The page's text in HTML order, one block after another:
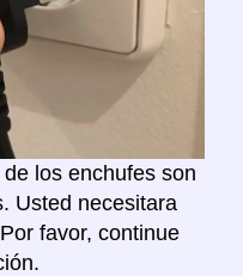
los enchufes son
Usted necesitara
favor, continue